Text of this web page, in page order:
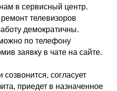
в сервисный центр.
телевизоров
демократичны.
по телефону
заявку в чате на сайте.
созвонится, согласует
приедет в назначенное